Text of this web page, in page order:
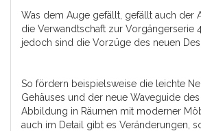
Was dem Auge gefällt, gefällt auch der
die Verwandtschaft zur Vorgängerserie
jedoch sind die Vorzüge des neuen
So fördern beispielsweise die leichte
Gehäuses und der neue Waveguide
Abbildung in Räumen mit moderner
auch im Detail gibt es Veränderungen,